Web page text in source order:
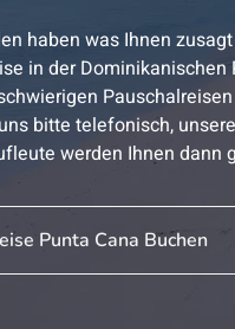
haben was Ihnen
in der Dominikanischen
bitte telefonisch,
werden Ihnen dann
Punta Cana Buchen